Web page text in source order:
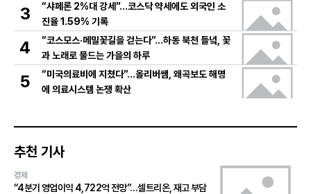
3
“샤페론 2%대 강세”…코스닥 약세에도 외국인 소
진율 1.59% 기록
4
“코스모스·메밀꽃길을 걷는다”…하동 북천 들녘, 꽃
과 노래로 물드는 가을의 하루
5
“미국의료비에 지쳤다”…올리버쌤, 왜곡보도 해명
에 의료시스템 논쟁 확산
추천 기사
경제
“4분기 영업이익 4,722억 전망”…셀트리온, 재고 부담